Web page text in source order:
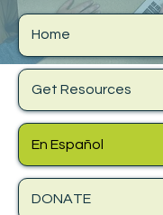
Home
Get Resources
En Español
DONATE